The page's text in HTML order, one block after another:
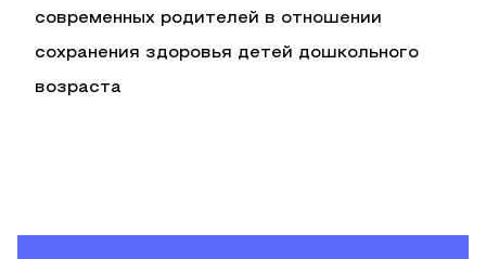
современных родителей в отношении
сохранения здоровья детей дошкольного
возраста